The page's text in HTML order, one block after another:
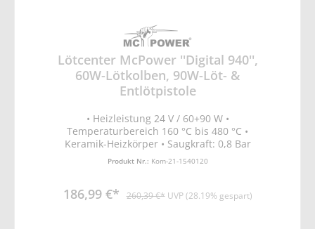
Lötcenter McPower ''Digital 940'',
60W-Lötkolben, 90W-Löt- &
Entlötpistole
• Heizleistung 24 V / 60+90 W •
Temperaturbereich 160 °C bis 480 °C •
Keramik-Heizkörper • Saugkraft: 0,8 Bar
Produkt Nr.: Kom-21-1540120
186,99 €* 260,39 €* UVP (28.19% gespart)